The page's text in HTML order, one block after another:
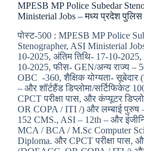
2025
:
बिहार
पुलिस
वर्क
इंस्पेक्टर
जॉब्स,
MPESB MP Police Subedar
Ministerial Jobs – मध्य प्रदेश
पोस्ट-500 : MPESB MP Police
Stenographer, ASI Ministerial
10-2025, अंतिम तिथि- 17-10-
10-2025, फीस- GEN/अन्य राज्य –
OBC -360, शैक्षिक योग्यता- सूबेदार
– और शॉर्टहैंड डिप्लोमा/सर्टिफिकेट
CPCT परीक्षा पास, और कंप्यूटर
OR COPA / ITI /) और लम्बाई पुरुष
152 CMS., ASI – 12th – और
MCA / BCA / M.Sc Computer
Diploma. और CPCT परीक्षा पास,